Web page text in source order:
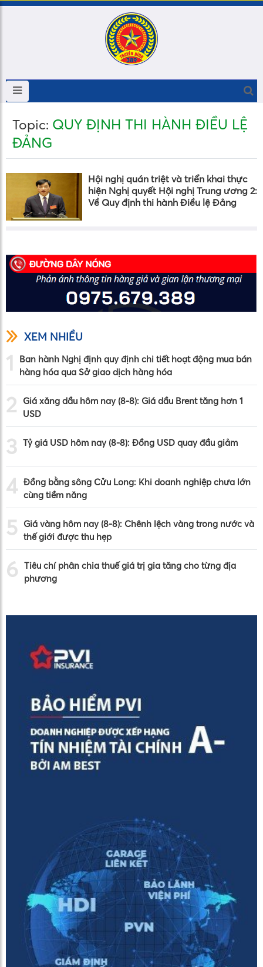
Topic: QUY ĐỊNH THI HÀNH ĐIỀU LỆ
ĐẢNG
Hội nghị quán triệt và triển khai thực
hiện Nghị quyết Hội nghị Trung ương 2:
Về Quy định thi hành Điều lệ Đảng
XEM NHIỀU
1
Ban hành Nghị định quy định chi tiết hoạt động mua bán
hàng hóa qua Sở giao dịch hàng hóa
2
Giá xăng dầu hôm nay (8-8): Giá dầu Brent tăng hơn 1
USD
3 Tỷ giá USD hôm nay (8-8): Đồng USD quay đầu giảm
4 Đồng bằng sông Cửu Long: Khi doanh nghiệp chưa lớn
cùng tiềm năng
5
Giá vàng hôm nay (8-8): Chênh lệch vàng trong nước và
thế giới được thu hẹp
6 Tiêu chí phân chia thuế giá trị gia tăng cho từng địa
phương